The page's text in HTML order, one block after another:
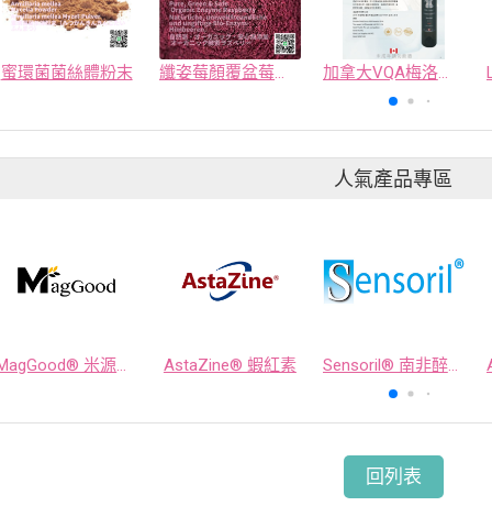
蜜環菌菌絲體粉末 纖姿莓顏覆盆莓有機精萃粉 加拿大VQA梅洛晚收紅冰酒
人氣產品專區
MagGood® 米源鎂® 米糠濃縮物 AstaZine® 蝦紅素 Sensoril® 南非醉茄萃取物
回列表